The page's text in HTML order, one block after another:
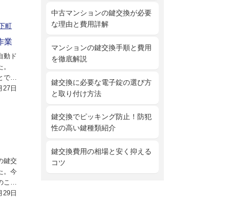
町
業
動ド
し
到着
27日
鍵交
。今
と
たと
29日
中古マンションの鍵交換が必要
な理由と費用詳解
マンションの鍵交換手順と費用
を徹底解説
鍵交換に必要な電子錠の選び方
と取り付け方法
鍵交換でピッキング防止！防犯
性の高い鍵種類紹介
鍵交換費用の相場と安く抑える
コツ